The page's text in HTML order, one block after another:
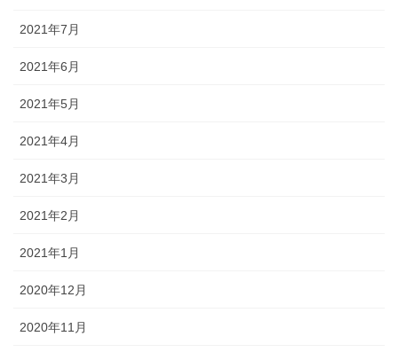
2021年7月
2021年6月
2021年5月
2021年4月
2021年3月
2021年2月
2021年1月
2020年12月
2020年11月